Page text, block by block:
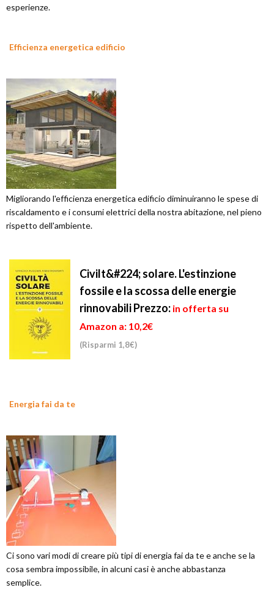
esperienze.
Efficienza energetica edificio
Migliorando l'efficienza energetica edificio diminuiranno le spese di
riscaldamento e i consumi elettrici della nostra abitazione, nel pieno
rispetto dell'ambiente.
Civilt&#224; solare. L'estinzione
fossile e la scossa delle energie
rinnovabiliPrezzo: in offerta su
Amazon a: 10,2€
(Risparmi 1,8€)
Energia fai da te
Ci sono vari modi di creare più tipi di energia fai da te e anche se la
cosa sembra impossibile, in alcuni casi è anche abbastanza
semplice.